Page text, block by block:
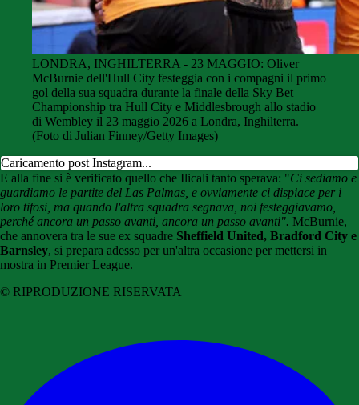
LONDRA, INGHILTERRA - 23 MAGGIO: Oliver
McBurnie dell'Hull City festeggia con i compagni il primo
gol della sua squadra durante la finale della Sky Bet
Championship tra Hull City e Middlesbrough allo stadio
di Wembley il 23 maggio 2026 a Londra, Inghilterra.
(Foto di Julian Finney/Getty Images)
Caricamento post Instagram...
E alla fine si è verificato quello che Ilicali tanto sperava: "Ci sediamo e
guardiamo le partite del Las Palmas, e ovviamente ci dispiace per i
loro tifosi, ma quando l'altra squadra segnava, noi festeggiavamo,
perché ancora un passo avanti, ancora un passo avanti". McBurnie,
che annovera tra le sue ex squadre Sheffield United, Bradford City e
Barnsley, si prepara adesso per un'altra occasione per mettersi in
mostra in Premier League.
© RIPRODUZIONE RISERVATA